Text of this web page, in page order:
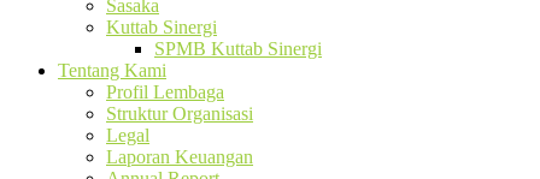
Sasaka
Kuttab Sinergi
SPMB Kuttab Sinergi
Tentang Kami
Profil Lembaga
Struktur Organisasi
Legal
Laporan Keuangan